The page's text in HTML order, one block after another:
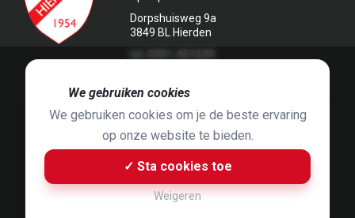
Dorpshuisweg 9a
3849 BL Hierden
Jaap Hop & ontwerpen door
Built byBluey B.V.& Jelle de Haan
We gebruiken cookies
We gebruiken cookies om je de beste ervaring
op onze website te bieden.
✓ Sta cookies toe
Weigeren